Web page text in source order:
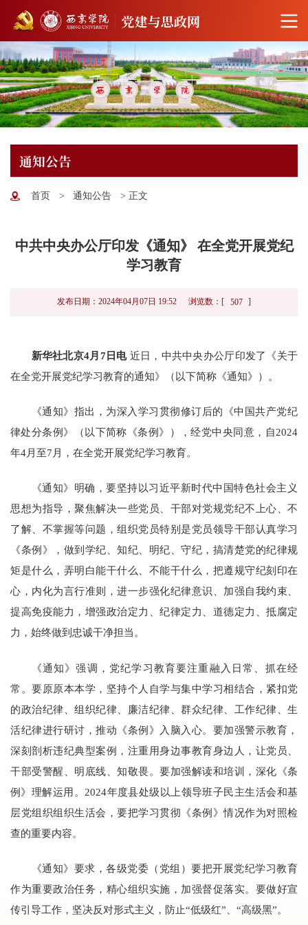
通知公告
首页 > 通知公告 > 正文
中共中央办公厅印发《通知》 在全党开展党纪
学习教育
发布日期：2024年04月07日 19:52 浏览数：[ 507 ]
新华社北京4月 7 日电近日，中共中央办公厅印发了《关于
在全党开展党纪学习教育的通知》（以下简称《通知》）。
《通知》指出，为深入学习贯彻修订后的《中国共产党纪
律处分条例》（以下简称《条例》），经党中央同意，自2024
年4月至7 月，在全党开展党纪学习教育。
《通知》明确，要坚持以习近平新时代中国特色社会主义
思想为指导，聚焦解决一些党员、干部对党规党纪不上心、不
了解、不掌握等问题，组织党员特别是党员领导干部认真学习
《条例》，做到学纪、知纪、明纪、守纪，搞清楚党的纪律规
矩是什么，弄明白能干什么、不能干什么，把遵规守纪刻印在
心，内化为言行准则，进一步强化纪律意识、加强自我约束、
提高免疫能力，增强政治定力、纪律定力、道德定力、抵腐定
力，始终做到忠诚干净担当。
《通知》强调，党纪学习教育要注重融入日常、抓在经
常。要原原本本学，坚持个人自学与集中学习相结合，紧扣党
的政治纪律、组织纪律、廉洁纪律、群众纪律、工作纪律、生
活纪律进行研讨，推动《条例》入脑入心。要加强警示教育，
深刻剖析违纪典型案例，注重用身边事教育身边人，让党员、
干部受警醒、明底线、知敬畏。要加强解读和培训，深化《条
例》理解运用。 2024年度县处级以上领导班子民主生活会和基
层党组织组织生活会，要把学习贯彻《条例》情况作为对照检
查的重要内容。
《通知》要求，各级党委（党组）要把开展党纪学习教育
作为重要政治任务，精心组织实施，加强督促落实。要做好宣
传引导工作，坚决反对形式主义，防止“低级红”、“高级黑”。